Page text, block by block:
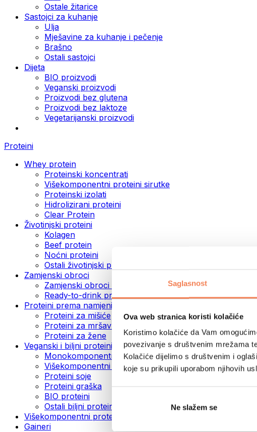
Saglasnost
Ova web stranica koristi kolačiće
Koristimo kolačiće da Vam
povezivanje s društvenim mrežama
Kolačiće dijelimo s društvenim i
koje su prikupili uporabom njihovih
Ne slažem se
Ostale žitarice
Sastojci za kuhanje
Ulja
Mješavine za kuhanje i pečenje
Brašno
Ostali sastojci
Dijeta
BIO proizvodi
Veganski proizvodi
Proizvodi bez glutena
Proizvodi bez laktoze
Vegetarijanski proizvodi
Proteini
Whey protein
Proteinski koncentrati
Višekomponentni proteini sirutke
Proteinski izolati
Hidrolizirani proteini
Clear Protein
Životinjski proteini
Kolagen
Beef protein
Noćni proteini
Ostali životinjski proteini
Zamjenski obroci
Zamjenski obroci u prahu
Ready-to-drink proteinski napici
Proteini prema namjeni
Proteini za mišiće
Proteini za mršavljenje
Proteini za žene
Veganski i biljni proteini
Monokomponentni veganski proteini
Višekomponentni veganski proteini
Proteini soje
Proteini graška
BIO proteini
Ostali biljni proteini
Višekomponentni protein
Gaineri